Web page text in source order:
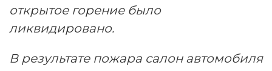
открытое горение было
ликвидировано.
В результате пожара салон автомобиля